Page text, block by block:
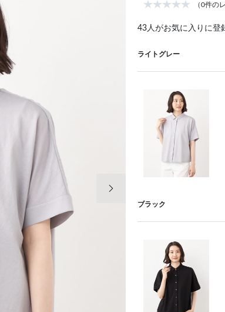
（0件の
43人がお気に入りに登
ライトグレー
ブラック